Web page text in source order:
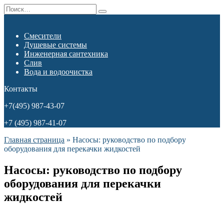
Перейти
к
Search
for:
Смесители
Душевые системы
Инженерная сантехника
Слив
Вода и водоочистка
Контакты
+7(495) 987-43-07
+7 (495) 987-41-07
Главная страница » Насосы: руководство по подбору
оборудования для перекачки жидкостей
Насосы: руководство по подбору
оборудования для перекачки
жидкостей